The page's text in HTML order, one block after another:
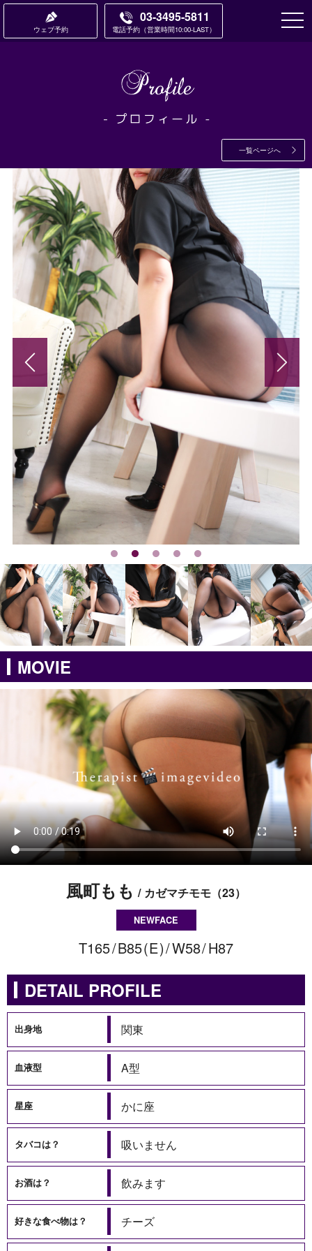
ウェブ予約 電話予約
03-3495-5811
営業時間10:00-LAST
一覧ページへ
MOVIE
風町もも カゼマチモモ 23
NEWFACE
165 85 E 58 87
DETAIL PROFILE
出身地 関東
血液型 A型
星座 かに座
タバコは？ 吸いません
お酒は？ 飲みます
好きな食べ物は？ チーズ